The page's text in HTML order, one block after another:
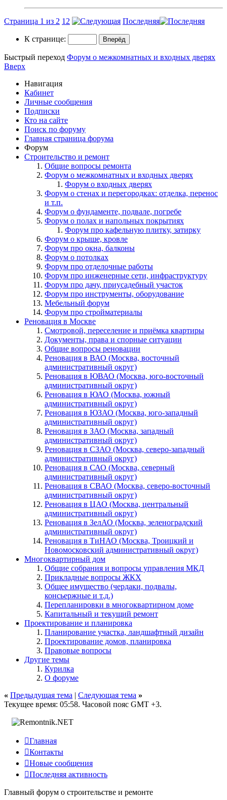
Страница 1 из 2 1 2 Последняя
К странице:
Быстрый переход Форум о межкомнатных и входных дверях
Вверх
Навигация
Кабинет
Личные сообщения
Подписки
Кто на сайте
Поиск по форуму
Главная страница форума
Форум
Строительство и ремонт
Общие вопросы ремонта
Форум о межкомнатных и входных дверях
Форум о входных дверях
Форум о стенах и перегородках: отделка, перенос
и т.п.
Форум о фундаменте, подвале, погребе
Форум о полах и напольных покрытиях
Форум про кафельную плитку, затирку
Форум о крыше, кровле
Форум про окна, балконы
Форум о потолках
Форум про отделочные работы
Форум про инженерные сети, инфраструктуру
Форум про дачу, приусадебный участок
Форум про инструменты, оборудование
Мебельный форум
Форум про стройматериалы
Реновация в Москве
Смотровой, переселение и приёмка квартиры
Документы, права и спорные ситуации
Общие вопросы реновации
Реновация в ВАО (Москва, восточный
административный округ)
Реновация в ЮВАО (Москва, юго-восточный
административный округ)
Реновация в ЮАО (Москва, южный
административный округ)
Реновация в ЮЗАО (Москва, юго-западный
административный округ)
Реновация в ЗАО (Москва, западный
административный округ)
Реновация в СЗАО (Москва, северо-западный
административный округ)
Реновация в САО (Москва, северный
административный округ)
Реновация в СВАО (Москва, северо-восточный
административный округ)
Реновация в ЦАО (Москва, центральный
административный округ)
Реновация в ЗелАО (Москва, зеленоградский
административный округ)
Реновация в ТиНАО (Москва, Троицкий и
Новомосковский административный округ)
Многоквартирный дом
Общие собрания и вопросы управления МКД
Прикладные вопросы ЖКХ
Общее имущество (чердаки, подвалы,
консьержные и т.д.)
Перепланировки в многоквартирном доме
Капитальный и текущий ремонт
Проектирование и планировка
Планирование участка, ландшафтный дизайн
Проектирование домов, планировка
Правовые вопросы
Другие темы
Курилка
О форуме
« Предыдущая тема | Следующая тема »
Текущее время: 05:58. Часовой пояс GMT +3.
Главная
Контакты
Новые сообщения
Последняя активность
Главный форум о строительстве и ремонте